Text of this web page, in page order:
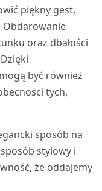
piękny gest,
Obdarowanie
oraz dbałości
być również
tych,
sposób na
stylowy i
że oddajemy